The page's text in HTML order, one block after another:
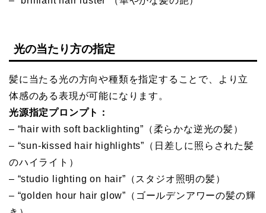
光の当たり方の指定
髪に当たる光の方向や種類を指定することで、より立
体感のある表現が可能になります。
光源指定プロンプト：
– “hair with soft backlighting”（柔らかな逆光の髪）
– “sun-kissed hair highlights”（日差しに照らされた髪
のハイライト）
– “studio lighting on hair”（スタジオ照明の髪）
– “golden hour hair glow”（ゴールデンアワーの髪の輝